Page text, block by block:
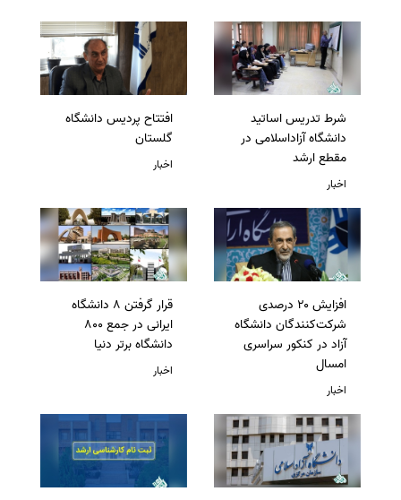
شرط تدریس اساتید
دانشگاه آزاداسلامی در
مقطع ارشد
اخبار
افتتاح پردیس دانشگاه
گلستان
اخبار
افزایش ۲۰ درصدی
شرکت‌کنندگان دانشگاه
آزاد در کنکور سراسری
امسال
اخبار
قرار گرفتن 8 دانشگاه
ایرانی در جمع 800
دانشگاه برتر دنیا
اخبار